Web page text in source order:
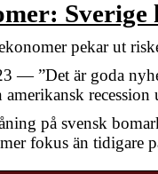
pekar ut
— ”Det är goda
recession
på svensk
fokus än tidigare